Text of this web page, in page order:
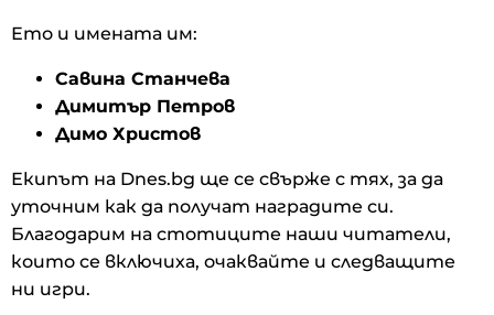
Ето и имената им:
Савина Станчева
Димитър Петров
Димо Христов
Екипът на Dnes.bg ще се свърже с тях, за да
уточним как да получат наградите си.
Благодарим на стотиците наши читатели,
които се включиха, очаквайте и следващите
ни игри.